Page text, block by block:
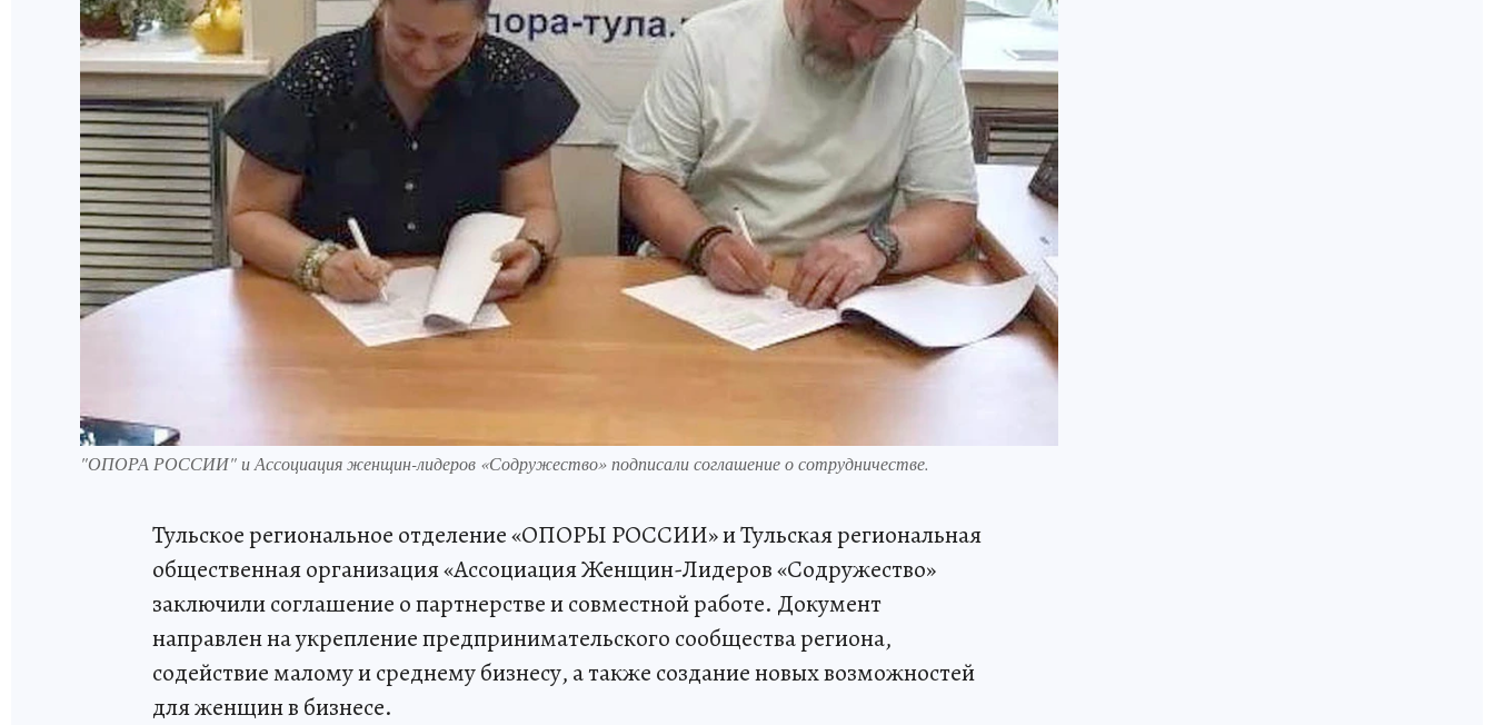
"ОПОРА РОССИИ" и Ассоциация женщин-лидеров «Содружество» подписали соглашение о сотрудничестве.
Тульское региональное отделение «ОПОРЫ РОССИИ» и Тульская региональная
общественная организация «Ассоциация Женщин-Лидеров «Содружество»
заключили соглашение о партнерстве и совместной работе. Документ
направлен на укрепление предпринимательского сообщества региона,
содействие малому и среднему бизнесу, а также создание новых возможностей
для женщин в бизнесе.